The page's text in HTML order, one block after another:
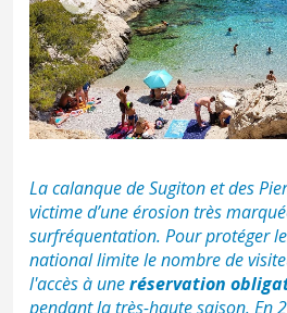
La calanque de Sugiton et des
victime d’une érosion très
surfréquentation. Pour protéger
national limite le nombre de
l'accès à uneréservation
pendant la très-haute saison. En